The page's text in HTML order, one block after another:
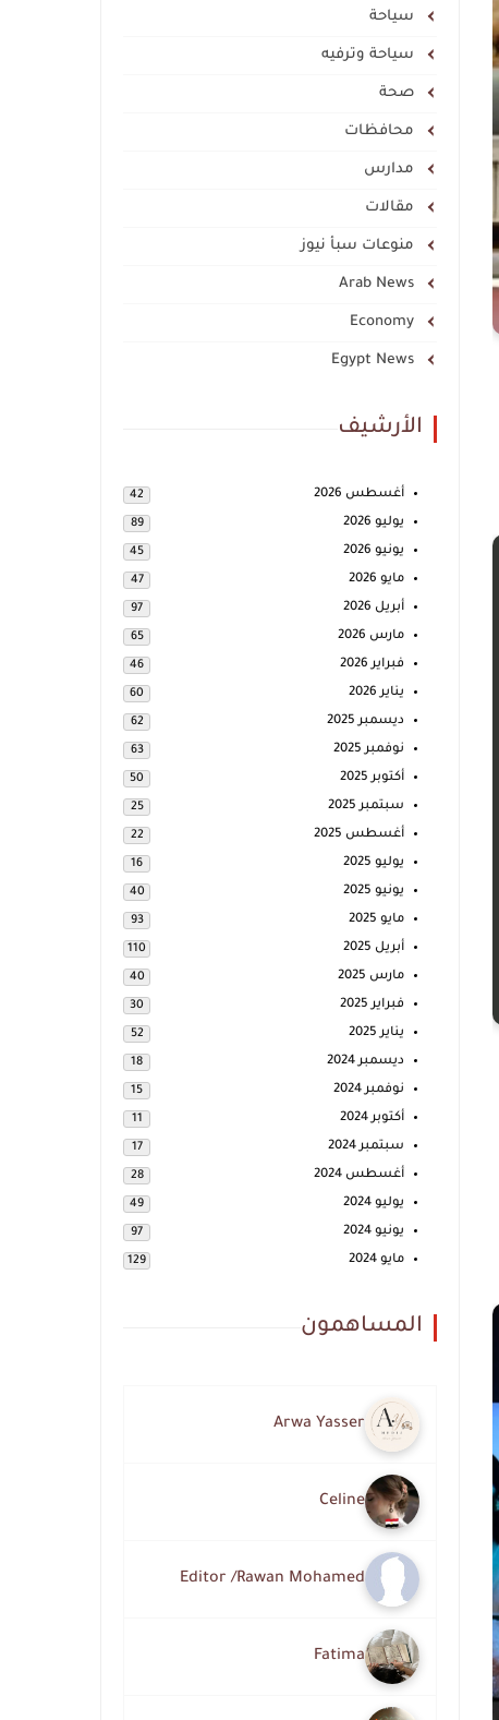
سياحة
سياحة وترفيه
صحة
محافظات
مدارس
مقالات
منوعات سبأ نيوز
Arab News
Economy
Egypt News
الأرشيف
أغسطس 2026 42
يوليو 2026 89
يونيو 2026 45
مايو 2026 47
أبريل 2026 97
مارس 2026 65
فبراير 2026 46
يناير 2026 60
ديسمبر 2025 62
نوفمبر 2025 63
أكتوبر 2025 50
سبتمبر 2025 25
أغسطس 2025 22
يوليو 2025 16
يونيو 2025 40
مايو 2025 93
أبريل 2025 110
مارس 2025 40
فبراير 2025 30
يناير 2025 52
ديسمبر 2024 18
نوفمبر 2024 15
أكتوبر 2024 11
سبتمبر 2024 17
أغسطس 2024 28
يوليو 2024 49
يونيو 2024 97
مايو 2024 129
المساهمون
Arwa Yasser
Celine
Editor /Rawan Mohamed
Fatima